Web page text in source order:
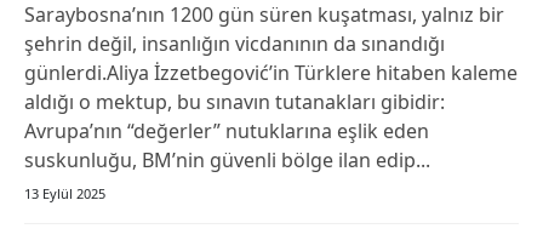
Saraybosna’nın 1200 gün süren kuşatması, yalnız bir
şehrin değil, insanlığın vicdanının da sınandığı
günlerdi.Aliya İzzetbegović’in Türklere hitaben kaleme
aldığı o mektup, bu sınavın tutanakları gibidir:
Avrupa’nın “değerler” nutuklarına eşlik eden
suskunluğu, BM’nin güvenli bölge ilan edip...
13 Eylül 2025